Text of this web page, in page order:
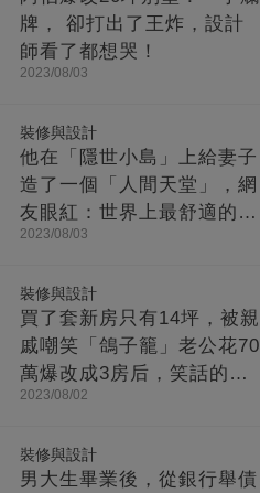
牌， 卻打出了王炸，設計
師看了都想哭！
2023/08/03
裝修與設計
他在「隱世小島」上給妻子
造了一個「人間天堂」，網
友眼紅：世界上最舒適的時
光都在這里
2023/08/03
裝修與設計
買了套新房只有14坪，被親
戚嘲笑「鴿子籠」老公花70
萬爆改成3房后，笑話的親
戚不吭聲了
2023/08/02
裝修與設計
男大生畢業後，從銀行舉債